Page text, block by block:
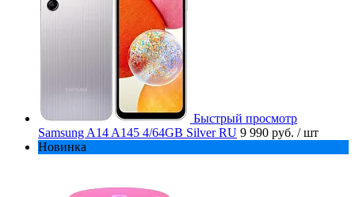
Быстрый просмотр
Samsung A14 A145 4/64GB Silver RU 9 990 руб. / шт
Новинка